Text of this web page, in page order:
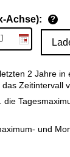
Achse): ?
2 Jahre in
Zeitintervall
und